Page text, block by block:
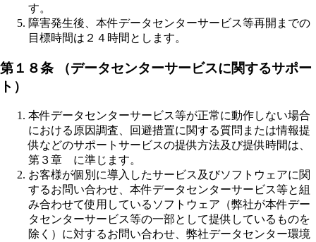
す。
障害発生後、本件データセンターサービス等再開までの
目標時間は２４時間とします。
第１８条 （データセンターサービスに関するサポー
ト）
本件データセンターサービス等が正常に動作しない場合
における原因調査、回避措置に関する質問または情報提
供などのサポートサービスの提供方法及び提供時間は、
第３章 に準じます。
お客様が個別に導入したサービス及びソフトウェアに関
するお問い合わせ、本件データセンターサービス等と組
み合わせて使用しているソフトウェア（弊社が本件デー
タセンターサービス等の一部として提供しているものを
除く）に対するお問い合わせ、弊社データセンター環境